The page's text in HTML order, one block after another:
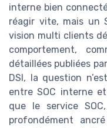
interne bien
réagir vite, mais un
vision multi clients
comportement,
détaillées publiées
DSI, la question
entre SOC interne
que le service
profondément